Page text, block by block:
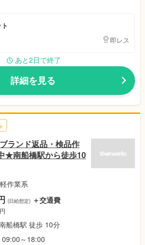
即レス
あと2日で終了
詳細を見る
ランド返品・検品作
★南船橋駅から徒歩10
作業系
(日給想定) ＋交通費
船橋駅 徒歩 10分
～18:00